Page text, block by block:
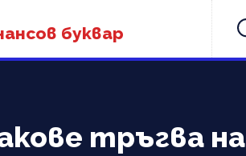
буквар
тръгва на